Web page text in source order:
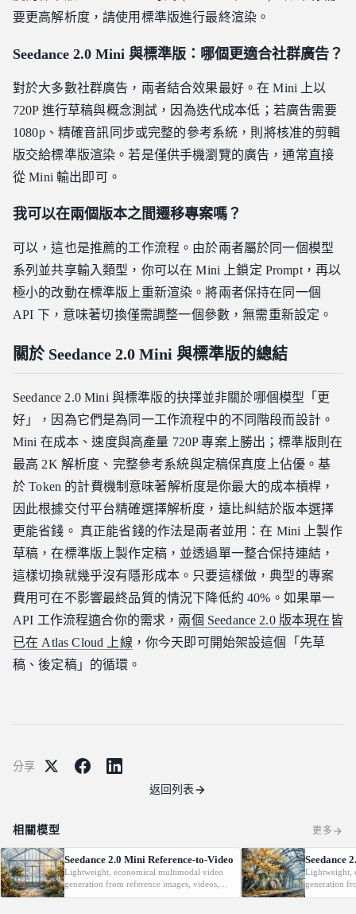
要更高解析度，請使用標準版進行最終渲染。
Seedance 2.0 Mini 與標準版：哪個更適合社群廣告？
對於大多數社群廣告，兩者結合效果最好。在 Mini 上以
720P 進行草稿與概念測試，因為迭代成本低；若廣告需要
1080p、精確音訊同步或完整的參考系統，則將核准的剪輯
版交給標準版渲染。若是僅供手機瀏覽的廣告，通常直接
從 Mini 輸出即可。
我可以在兩個版本之間遷移專案嗎？
可以，這也是推薦的工作流程。由於兩者屬於同一個模型
系列並共享輸入類型，你可以在 Mini 上鎖定 Prompt，再以
極小的改動在標準版上重新渲染。將兩者保持在同一個
API 下，意味著切換僅需調整一個參數，無需重新設定。
關於 Seedance 2.0 Mini 與標準版的總結
Seedance 2.0 Mini 與標準版的抉擇並非關於哪個模型「更
好」，因為它們是為同一工作流程中的不同階段而設計。
Mini 在成本、速度與高產量 720P 專案上勝出；標準版則在
最高 2K 解析度、完整參考系統與定稿保真度上佔優。基
於 Token 的計費機制意味著解析度是你最大的成本槓桿，
因此根據交付平台精確選擇解析度，遠比糾結於版本選擇
更能省錢。 真正能省錢的作法是兩者並用：在 Mini 上製作
草稿，在標準版上製作定稿，並透過單一整合保持連結，
這樣切換就幾乎沒有隱形成本。只要這樣做，典型的專案
費用可在不影響最終品質的情況下降低約 40%。如果單一
API 工作流程適合你的需求， 兩個 Seedance 2.0 版本現在皆
已在 Atlas Cloud 上線 ，你今天即可開始架設這個「先草
稿、後定稿」的循環。
分享
返回列表
相關模型 更多
Seedance 2.0 Mini Reference-to-Video
Lightweight, economical multimodal video
generation from reference images, videos,
and audio with native audio.
Seedance
Lightweight,
generation
optional last-